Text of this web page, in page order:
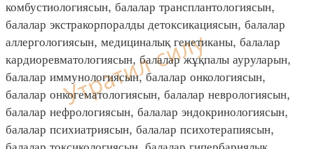
комбустиологиясын, балалар трансплантологиясын,
балалар экстракорпоралды детоксикациясын, балалар
аллергологиясын, медициналық генетиканы, балалар
кардиоревматологиясын, балалар жұқпалы ауруларын,
балалар иммунологиясын, балалар онкологиясын,
балалар онкогематологиясын, балалар неврологиясын,
балалар нефрологиясын, балалар эндокринологиясын,
балалар психиатриясын, балалар психотерапиясын,